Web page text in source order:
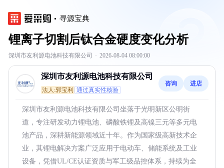
寻源宝典
锂离子切割后钛合金硬度变化分析
深圳市友利源电池科技有限公司 · 2026-08-04 08:00:00
深圳市友利源电池科技有限公司
法人:郭宝利 通过真实性核验
咨询 进店
深圳市友利源电池科技有限公司坐落于光明新区公明街
道，专注研发动力锂电池、磷酸铁锂及高镍三元等多元电
池产品，深耕新能源领域近十年。作为国家级高新技术企
业，其锂电解决方案广泛应用于电动车、储能系统及工业
设备，凭借UL/CE认证资质与军工级品控体系，持续为全